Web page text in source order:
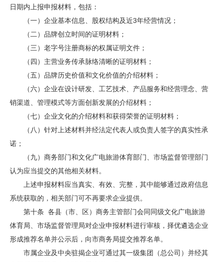
日期内上报申报材料，包括：
（一）企业基本信息、股权结构及近3年经营情况；
（二）品牌创立时间的证明材料；
（三）老字号注册商标的权属证明文件；
（四）主营业务传承脉络清晰的证明材料；
（五）品牌历史价值和文化价值的介绍材料；
（六）企业在设计研发、工艺技术、产品服务和经营理念、营
销渠道、管理模式等方面创新发展的介绍材料；
（七）企业文化的介绍材料和获得荣誉的证明材料；
（八）针对上述材料并经法定代表人或负责人签字的真实性承
诺；
（九）商务部门和文化广电旅游体育部门、市场监督管理部门
认为应当提交的其他相关材料。
上述申报材料应当真实、有效、完整，其中能够通过政府信息
系统获取的，相关部门可不再要求企业提供。
第十条 各县（市、区）商务主管部门会同同级文化广电旅游
体育局、市场监督管理局对企业申报材料进行审核，择优遴选企业
形成推荐名单并公示后，向市商务局提交推荐名单。
市属企业及中央驻揭企业可通过其一级集团（总公司）并经其